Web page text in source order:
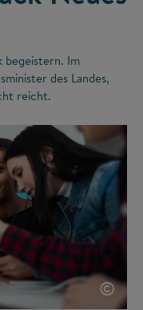
begeistern. Im
des Landes,
reicht.
©